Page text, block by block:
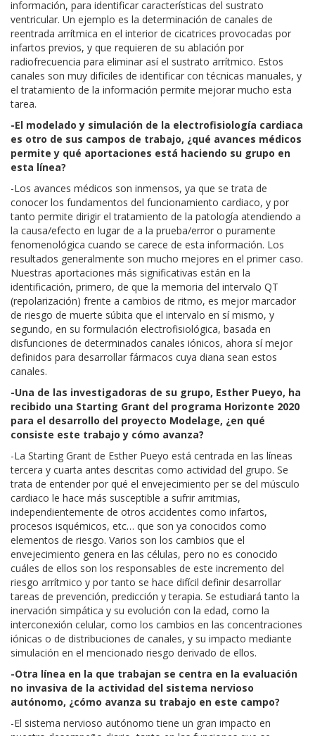
información, para identificar características del sustrato
ventricular. Un ejemplo es la determinación de canales de
reentrada arrítmica en el interior de cicatrices provocadas por
infartos previos, y que requieren de su ablación por
radiofrecuencia para eliminar así el sustrato arrítmico. Estos
canales son muy difíciles de identificar con técnicas manuales, y
el tratamiento de la información permite mejorar mucho esta
tarea.
-El modelado y simulación de la electrofisiología cardiaca
es otro de sus campos de trabajo, ¿qué avances médicos
permite y qué aportaciones está haciendo su grupo en
esta línea?
-Los avances médicos son inmensos, ya que se trata de
conocer los fundamentos del funcionamiento cardiaco, y por
tanto permite dirigir el tratamiento de la patología atendiendo a
la causa/efecto en lugar de a la prueba/error o puramente
fenomenológica cuando se carece de esta información. Los
resultados generalmente son mucho mejores en el primer caso.
Nuestras aportaciones más significativas están en la
identificación, primero, de que la memoria del intervalo QT
(repolarización) frente a cambios de ritmo, es mejor marcador
de riesgo de muerte súbita que el intervalo en sí mismo, y
segundo, en su formulación electrofisiológica, basada en
disfunciones de determinados canales iónicos, ahora sí mejor
definidos para desarrollar fármacos cuya diana sean estos
canales.
-Una de las investigadoras de su grupo, Esther Pueyo, ha
recibido una Starting Grant del programa Horizonte 2020
para el desarrollo del proyecto Modelage, ¿en qué
consiste este trabajo y cómo avanza?
-La Starting Grant de Esther Pueyo está centrada en las líneas
tercera y cuarta antes descritas como actividad del grupo. Se
trata de entender por qué el envejecimiento per se del músculo
cardiaco le hace más susceptible a sufrir arritmias,
independientemente de otros accidentes como infartos,
procesos isquémicos, etc… que son ya conocidos como
elementos de riesgo. Varios son los cambios que el
envejecimiento genera en las células, pero no es conocido
cuáles de ellos son los responsables de este incremento del
riesgo arrítmico y por tanto se hace difícil definir desarrollar
tareas de prevención, predicción y terapia. Se estudiará tanto la
inervación simpática y su evolución con la edad, como la
interconexión celular, como los cambios en las concentraciones
iónicas o de distribuciones de canales, y su impacto mediante
simulación en el mencionado riesgo derivado de ellos.
-Otra línea en la que trabajan se centra en la evaluación
no invasiva de la actividad del sistema nervioso
autónomo, ¿cómo avanza su trabajo en este campo?
-El sistema nervioso autónomo tiene un gran impacto en